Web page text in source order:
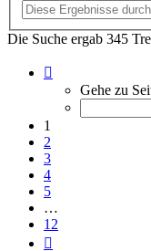
Die Suche ergab 345
von
Gehe zu
1
2
3
4
5
…
12